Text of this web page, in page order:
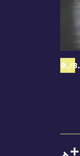
69./8.